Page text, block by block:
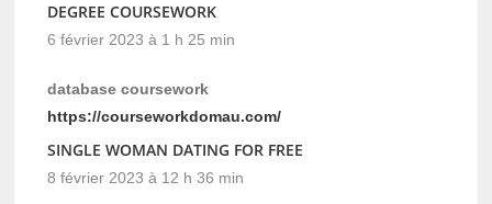
DEGREE COURSEWORK
6 février 2023 à 1 h 25 min
database coursework
https://courseworkdomau.com/
SINGLE WOMAN DATING FOR FREE
8 février 2023 à 12 h 36 min